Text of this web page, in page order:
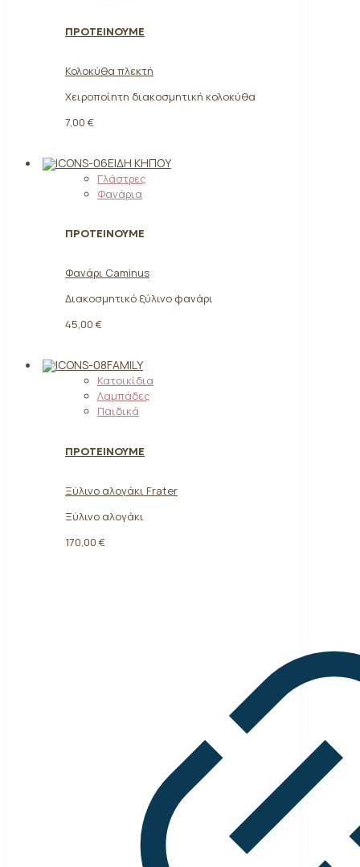
ΠΡΟΤΕΙΝΟΥΜΕ
Κολοκύθα πλεκτή
Χειροποίητη διακοσμητική κολοκύθα
7,00 €
ΕΊΔΗ ΚΉΠΟΥ
Γλάστρες
Φανάρια
ΠΡΟΤΕΙΝΟΥΜΕ
Φανάρι Caminus
Διακοσμητικό ξύλινο φανάρι
45,00 €
FAMILY
Κατοικίδια
Λαμπάδες
Παιδικά
ΠΡΟΤΕΙΝΟΥΜΕ
Ξύλινο αλογάκι Frater
Ξύλινο αλογάκι
170,00 €